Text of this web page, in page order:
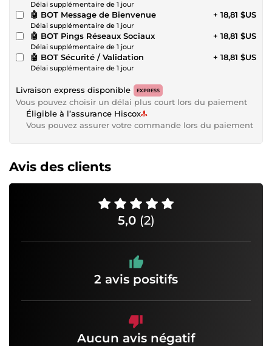
Délai supplémentaire de 1 jour
🤖 BOT Message de Bienvenue
Délai supplémentaire de 1 jour
+ 18,81 $US
🤖 BOT Pings Réseaux Sociaux
Délai supplémentaire de 1 jour
+ 18,81 $US
🤖 BOT Sécurité / Validation
Délai supplémentaire de 1 jour
+ 18,81 $US
Livraison express disponible EXPRESS
Vous pouvez choisir un délai plus court lors du paiement
Éligible à l’assurance Hiscox
Vous pouvez assurer votre commande lors du paiement
Avis des clients
5,0 (2)
2 avis positifs
Aucun avis négatif